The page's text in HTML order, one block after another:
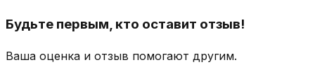
Будьте первым, кто оставит отзыв!
Ваша оценка и отзыв помогают другим.